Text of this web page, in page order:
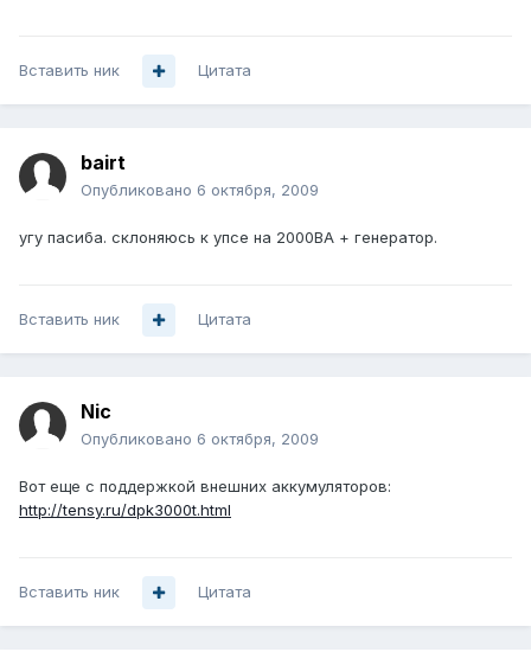
Вставить ник Цитата
bairt
Опубликовано 6 октября, 2009
угу пасиба. склоняюсь к упсе на 2000ВА + генератор.
Вставить ник Цитата
Nic
Опубликовано 6 октября, 2009
Вот еще с поддержкой внешних аккумуляторов:
http://tensy.ru/dpk3000t.html
Вставить ник Цитата